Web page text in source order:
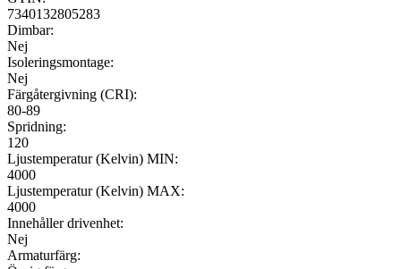
7340132805283
Dimbar:
Nej
Isoleringsmontage:
Nej
Färgåtergivning (CRI):
80-89
Spridning:
120
Ljustemperatur (Kelvin) MIN:
4000
Ljustemperatur (Kelvin) MAX:
4000
Innehåller drivenhet:
Nej
Armaturfärg: